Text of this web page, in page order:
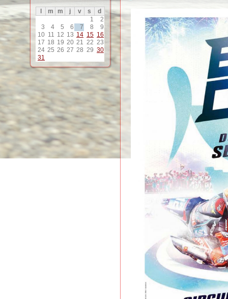
m m j v s
d
1
2
3
4 5 6 7 8
9
10 11 12 13 14 15 16
17 18 19 20 21 22 23
24 25 26 27 28 29 30
31